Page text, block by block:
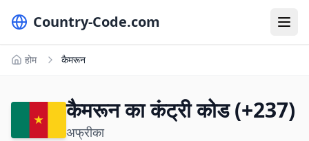
Country-Code.com
होम कैमरून
कैमरून का कंट्री कोड (+237)
अफ्रीका